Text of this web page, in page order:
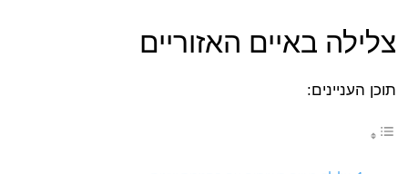
צלילה באיים האזוריים
תוכן העניינים: